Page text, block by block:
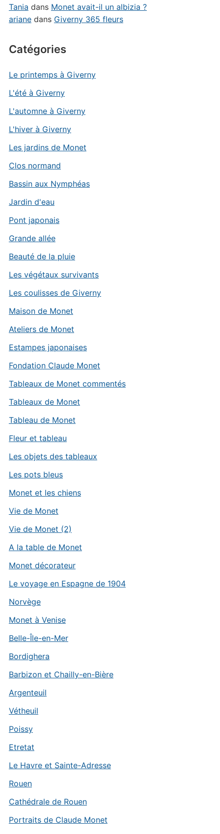
Tania dans Monet avait-il un albizia ?
arianedans Giverny 365 fleurs
Catégories
Le printemps à Giverny
L'été à Giverny
L'automne à Giverny
L'hiver à Giverny
Les jardins de Monet
Clos normand
Bassin aux Nymphéas
Jardin d'eau
Pont japonais
Grande allée
Beauté de la pluie
Les végétaux survivants
Les coulisses de Giverny
Maison de Monet
Ateliers de Monet
Estampes japonaises
Fondation Claude Monet
Tableaux de Monet commentés
Tableaux de Monet
Tableau de Monet
Fleur et tableau
Les objets des tableaux
Les pots bleus
Monet et les chiens
Vie de Monet
Vie de Monet (2)
A la table de Monet
Monet décorateur
Le voyage en Espagne de 1904
Norvège
Monet à Venise
Belle-Île-en-Mer
Bordighera
Barbizon et Chailly-en-Bière
Argenteuil
Vétheuil
Poissy
Etretat
Le Havre et Sainte-Adresse
Rouen
Cathédrale de Rouen
Portraits de Claude Monet